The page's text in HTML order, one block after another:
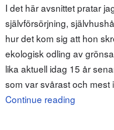
I det här avsnittet pratar
självförsörjning,
hur det kom sig att hon
ekologisk odling av
lika aktuell idag 15 år
som var svårast och
Continue reading